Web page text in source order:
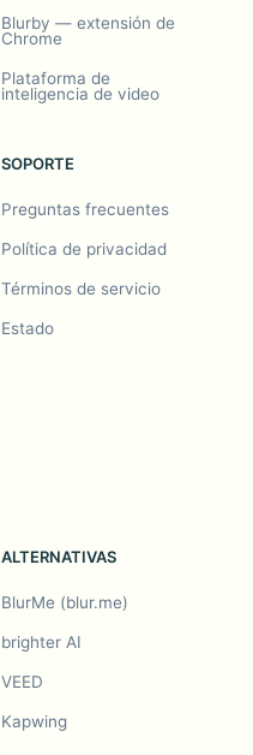
Blurby — extensión de
Chrome
Plataforma de
inteligencia de video
SOPORTE
Preguntas frecuentes
Política de privacidad
Términos de servicio
Estado
ALTERNATIVAS
BlurMe (blur.me)
brighter AI
VEED
Kapwing